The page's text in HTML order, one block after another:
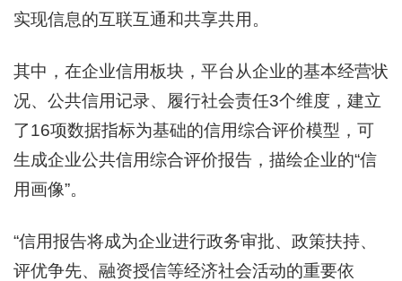
实现信息的互联互通和共享共用。
其中，在企业信用板块，平台从企业的基本经营状
况、公共信用记录、履行社会责任3个维度，建立
了16项数据指标为基础的信用综合评价模型，可
生成企业公共信用综合评价报告，描绘企业的“信
用画像”。
“信用报告将成为企业进行政务审批、政策扶持、
评优争先、融资授信等经济社会活动的重要依